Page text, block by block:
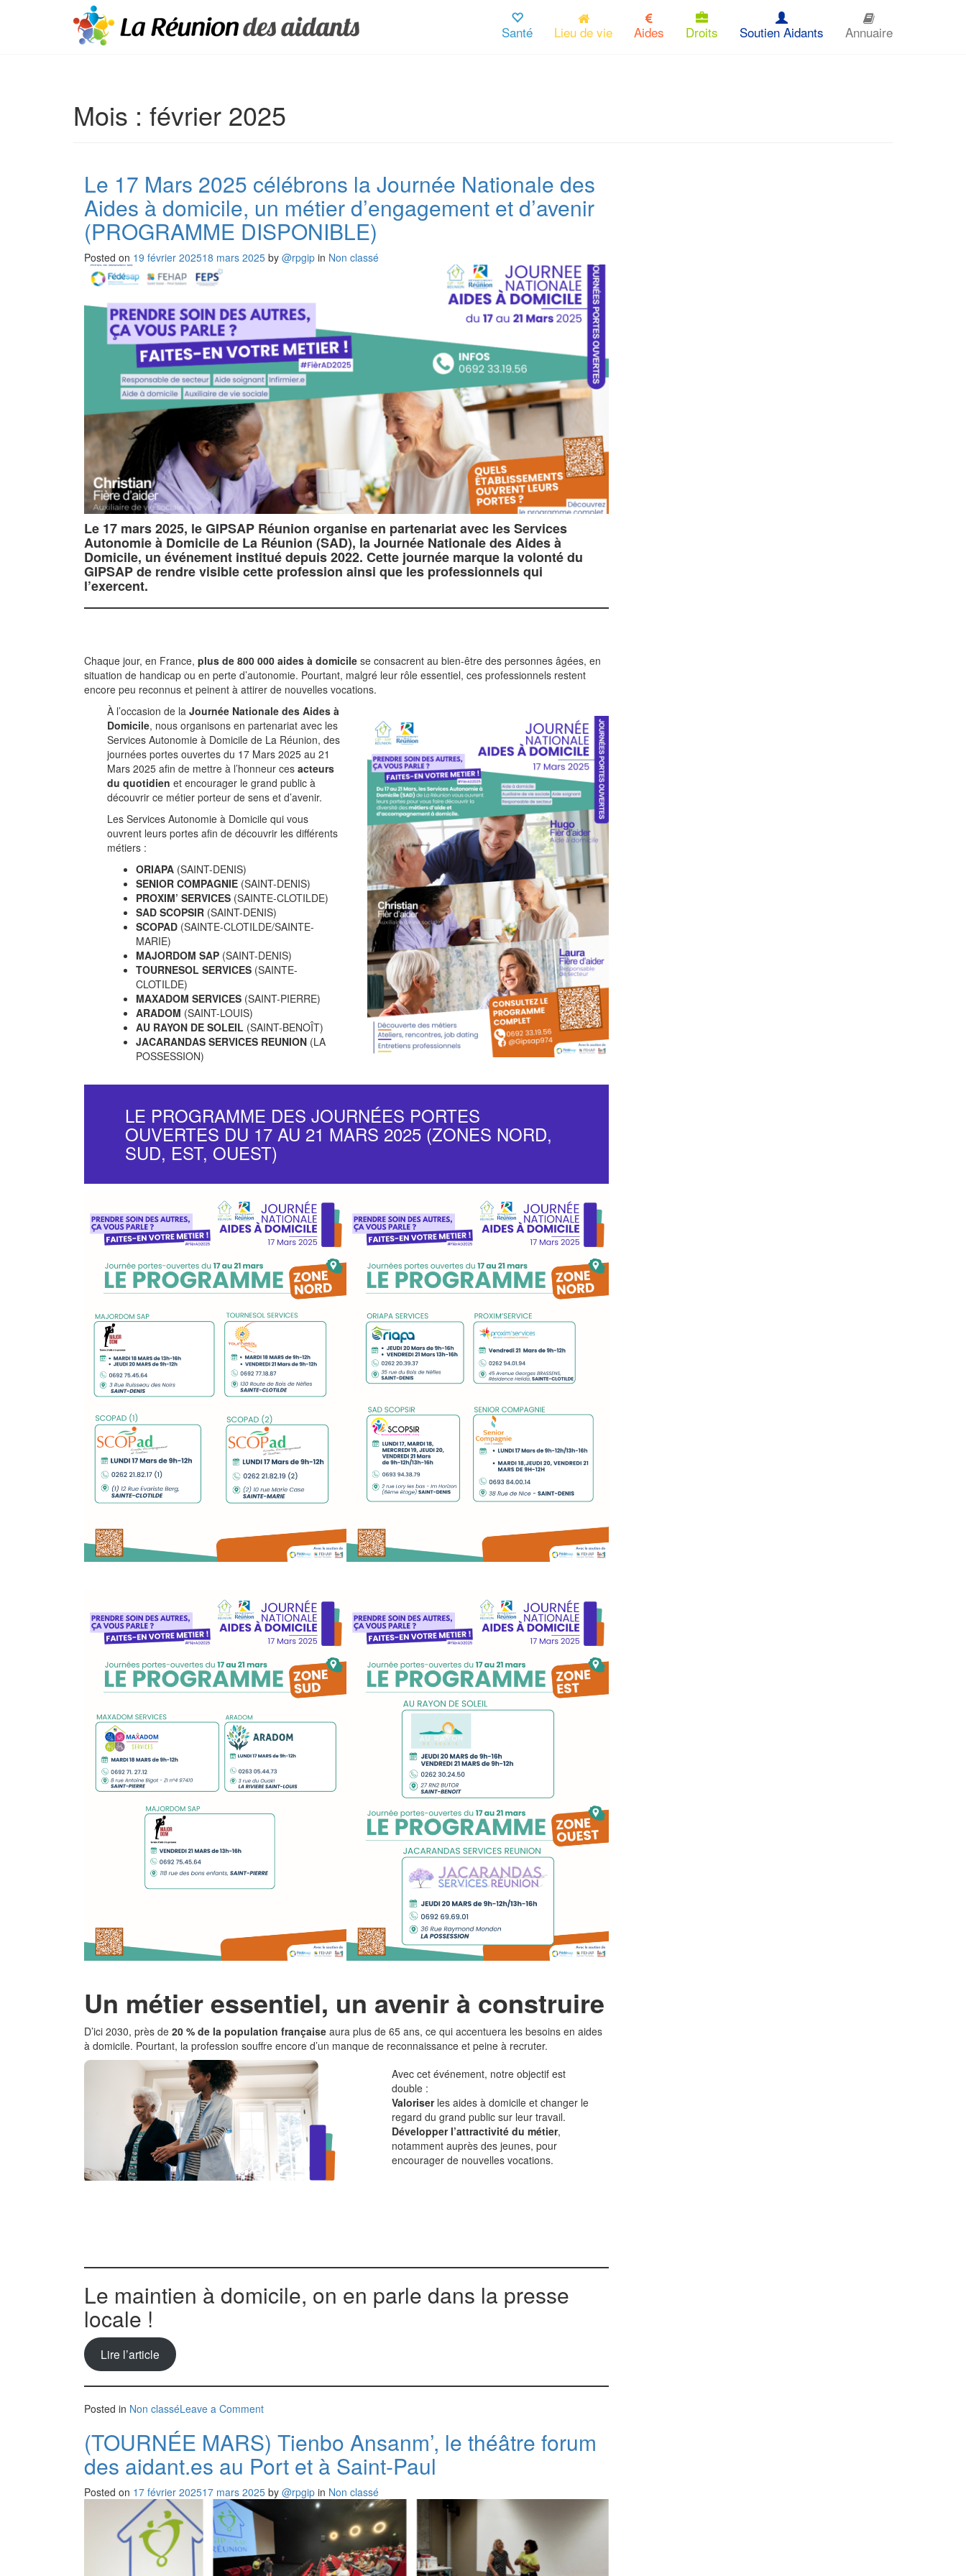
Santé Lieu de vie Aides Droits Soutien Aidants Annuaire
Mois : février 2025
Le 17 Mars 2025 célébrons la Journée Nationale des
Aides à domicile, un métier d’engagement et d’avenir
(PROGRAMME DISPONIBLE)
Posted on 19 février 202518 mars 2025 by @rpgip in Non classé
Le 17 mars 2025, le GIPSAP Réunion organise en partenariat avec les Services
Autonomie à Domicile de La Réunion (SAD), la Journée Nationale des Aides à
Domicile, un événement institué depuis 2022. Cette journée marque la volonté du
GIPSAP de rendre visible cette profession ainsi que les professionnels qui
l’exercent.
Chaque jour, en France, plus de 800 000 aides à domicile se consacrent au bien-être des personnes âgées, en
situation de handicap ou en perte d’autonomie. Pourtant, malgré leur rôle essentiel, ces professionnels restent
encore peu reconnus et peinent à attirer de nouvelles vocations.
À l’occasion de la Journée Nationale des Aides à
Domicile, nous organisons en partenariat avec les
Services Autonomie à Domicile de La Réunion, des
journées portes ouvertes du 17 Mars 2025 au 21
Mars 2025 afin de mettre à l’honneur ces acteurs
du quotidien et encourager le grand public à
découvrir ce métier porteur de sens et d’avenir.
Les Services Autonomie à Domicile qui vous
ouvrent leurs portes afin de découvrir les différents
métiers :
ORIAPA(SAINT-DENIS)
SENIOR COMPAGNIE(SAINT-DENIS)
PROXIM’ SERVICES(SAINTE-CLOTILDE)
SAD SCOPSIR(SAINT-DENIS)
SCOPAD(SAINTE-CLOTILDE/SAINTE-
MARIE)
MAJORDOM SAP(SAINT-DENIS)
TOURNESOL SERVICES(SAINTE-
CLOTILDE)
MAXADOM SERVICES(SAINT-PIERRE)
ARADOM (SAINT-LOUIS)
AU RAYON DE SOLEIL (SAINT-BENOÎT)
JACARANDAS SERVICES REUNION(LA
POSSESSION)
LE PROGRAMME DES JOURNÉES PORTES
OUVERTES DU 17 AU 21 MARS 2025 (ZONES NORD,
SUD, EST, OUEST)
Un métier essentiel, un avenir à construire
D’ici 2030, près de 20 % de la population française aura plus de 65 ans, ce qui accentuera les besoins en aides
à domicile. Pourtant, la profession souffre encore d’un manque de reconnaissance et peine à recruter.
Avec cet événement, notre objectif est
double :
Valoriserles aides à domicile et changer le
regard du grand public sur leur travail.
Développer l’attractivité du métier,
notamment auprès des jeunes, pour
encourager de nouvelles vocations.
Le maintien à domicile, on en parle dans la presse
locale !
Lire l’article
Posted in Non classéLeave a Comment
(TOURNÉE MARS) Tienbo Ansanm’, le théâtre forum
des aidant.es au Port et à Saint-Paul
Posted on 17 février 202517 mars 2025 by @rpgip in Non classé